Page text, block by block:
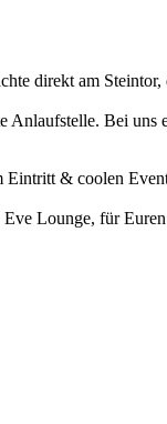
direkt am
Bei uns
& coolen
Lounge, für